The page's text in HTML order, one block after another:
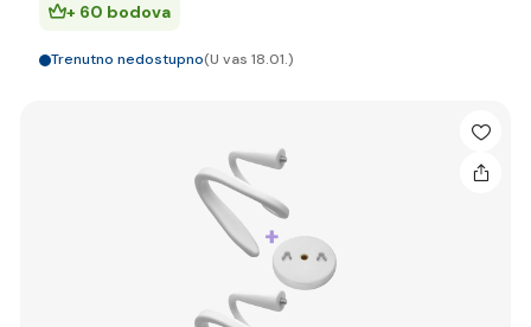
+ 60 bodova
Trenutno nedostupno(U vas 18.01.)